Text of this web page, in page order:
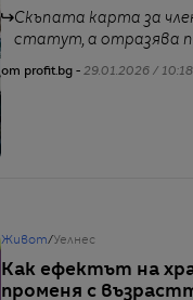
Скъпата карта за
статут, а отразява
от profit.bg - 29.01.2026 / 10:18
Живот/Уелнес
Как ефектът на
променя с